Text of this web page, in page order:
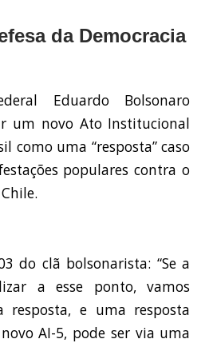
da Democracia
Eduardo Bolsonaro
um novo Ato Institucional
como uma “resposta” caso
populares contra o
do clã bolsonarista: “Se a
a esse ponto, vamos
resposta, e uma resposta
AI-5, pode ser via uma